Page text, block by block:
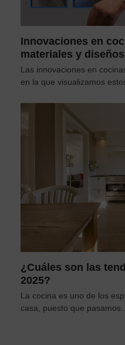
Innovaciones en
materiales y
Las innovaciones en
en la que visualizamos
¿Cuáles son las
2025?
La cocina es uno de los
casa, puesto que pasamos…